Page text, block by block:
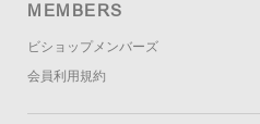
MEMBERS
ビショップメンバーズ
会員利用規約